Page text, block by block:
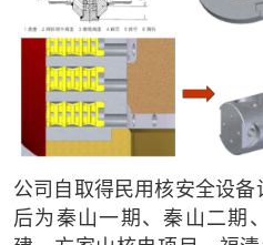
公司自取得民用核安全设
后为秦山一期、秦山二期